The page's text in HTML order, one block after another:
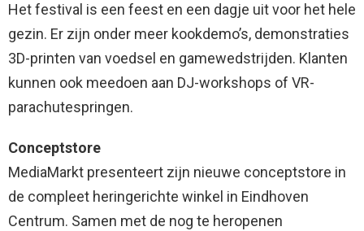
Het festival is een feest en een dagje uit voor het hele
gezin. Er zijn onder meer kookdemo’s, demonstraties
3D-printen van voedsel en gamewedstrijden. Klanten
kunnen ook meedoen aan DJ-workshops of VR-
parachutespringen.
Conceptstore
MediaMarkt presenteert zijn nieuwe conceptstore in
de compleet heringerichte winkel in Eindhoven
Centrum. Samen met de nog te heropenen